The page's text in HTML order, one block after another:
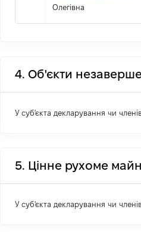
Олегівна
4. Об'єкти
У суб'єкта декларування чи
5. Цінне рухоме
У суб'єкта декларування чи